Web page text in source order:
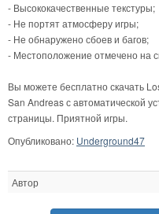
- Высококачественные текстуры;
- Не портят атмосферу игры;
- Не обнаружено сбоев и багов;
- Местоположение отмечено на
Вы можете бесплатно скачать
San Andreas с автоматической
страницы. Приятной игры.
Опубликовано: Underground47
Автор